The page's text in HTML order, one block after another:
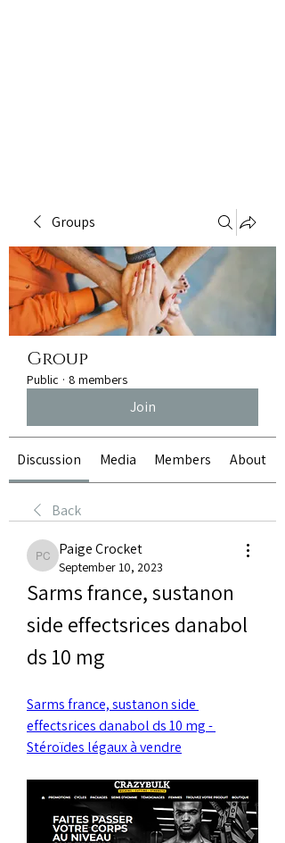
Groups
Group
Public · 8 members
Join
Discussion Media Members About
Back
Paige Crocket
Paige Crocket
September 10, 2023
Sarms france, sustanon
side effectsrices danabol
ds 10 mg
Sarms france, sustanon side
effectsrices danabol ds 10 mg -
Stéroïdes légaux à vendre